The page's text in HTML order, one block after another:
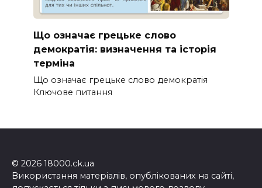
Що означає грецьке слово
демократія: визначення та історія
терміна
Що означає грецьке слово демократія
Ключове питання
© 2026 18000.ck.ua
Використання матеріалів, опублікованих на сайті,